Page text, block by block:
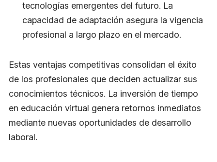
tecnologías emergentes del futuro. La
capacidad de adaptación asegura la vigencia
profesional a largo plazo en el mercado.
Estas ventajas competitivas consolidan el éxito
de los profesionales que deciden actualizar sus
conocimientos técnicos. La inversión de tiempo
en educación virtual genera retornos inmediatos
mediante nuevas oportunidades de desarrollo
laboral.